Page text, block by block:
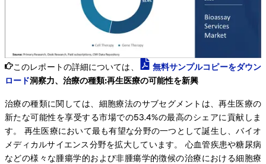
このレポートの詳細については、
無料サンプルコピーをダウン
ロード洞察力、治療の種類:再生医療の可能性を新興
治療の種類に関しては、細胞療法のサブセグメントは、再生医療の
新たな可能性を享受する市場での53.4%の最高のシェアに貢献しま
す。 再生医療において最も有望な分野の一つとして誕生し、バイオ
メディカルサイエンス分野を拡大しています。 心血管疾患や糖尿病
などの様々な腫瘍学的および非腫瘍学的徴候の治療における細胞療